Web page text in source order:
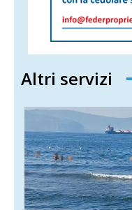
Altri servizi